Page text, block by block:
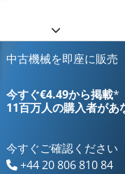
中古機械を即座に販売
今すぐ€4.49から掲載*
11百万人の購入者があ
今すぐご確認ください
+44 20 806 810 84